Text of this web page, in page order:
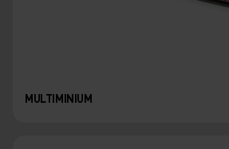
MULTIMINIUM